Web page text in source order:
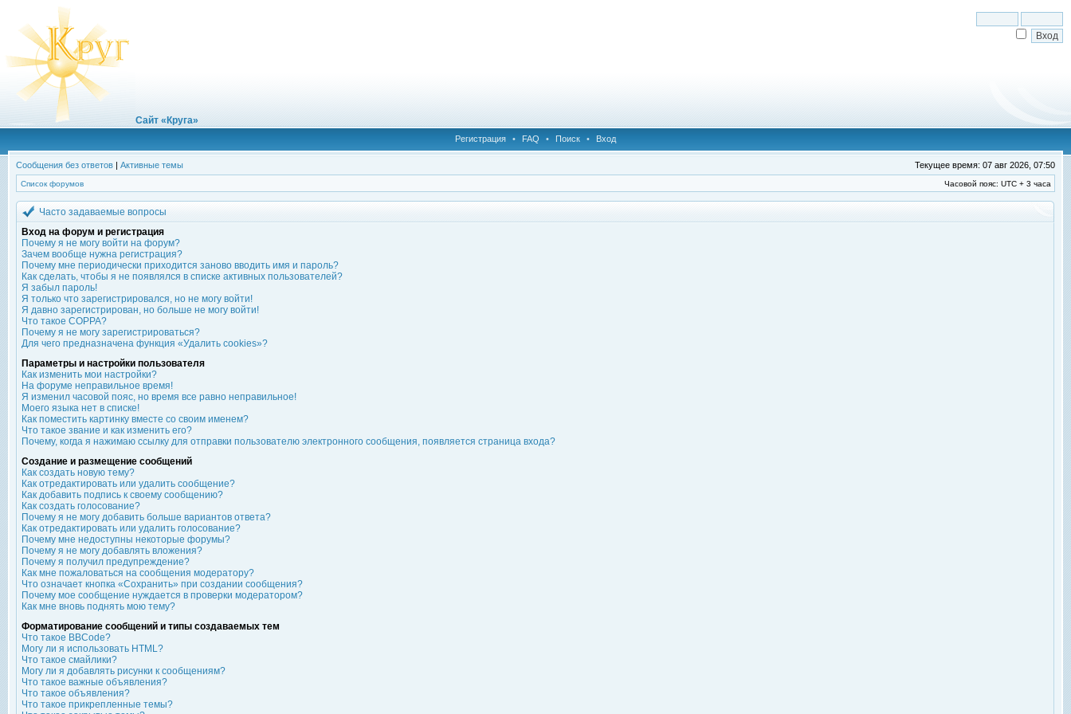
Сайт «Круга»
Регистрация • FAQ • Поиск • Вход
Сообщения без ответов | Активные темы Текущее время: 07 авг 2026, 07:50
Список форумов Часовой пояс: UTC + 3 часа
Часто задаваемые вопросы
Вход на форум и регистрация
Почему я не могу войти на форум?
Зачем вообще нужна регистрация?
Почему мне периодически приходится заново вводить имя и пароль?
Как сделать, чтобы я не появлялся в списке активных пользователей?
Я забыл пароль!
Я только что зарегистрировался, но не могу войти!
Я давно зарегистрирован, но больше не могу войти!
Что такое COPPA?
Почему я не могу зарегистрироваться?
Для чего предназначена функция «Удалить cookies»?
Параметры и настройки пользователя
Как изменить мои настройки?
На форуме неправильное время!
Я изменил часовой пояс, но время все равно неправильное!
Моего языка нет в списке!
Как поместить картинку вместе со своим именем?
Что такое звание и как изменить его?
Почему, когда я нажимаю ссылку для отправки пользователю электронного сообщения, появляется страница входа?
Создание и размещение сообщений
Как создать новую тему?
Как отредактировать или удалить сообщение?
Как добавить подпись к своему сообщению?
Как создать голосование?
Почему я не могу добавить больше вариантов ответа?
Как отредактировать или удалить голосование?
Почему мне недоступны некоторые форумы?
Почему я не могу добавлять вложения?
Почему я получил предупреждение?
Как мне пожаловаться на сообщения модератору?
Что означает кнопка «Сохранить» при создании сообщения?
Почему мое сообщение нуждается в проверки модератором?
Как мне вновь поднять мою тему?
Форматирование сообщений и типы создаваемых тем
Что такое BBCode?
Могу ли я использовать HTML?
Что такое смайлики?
Могу ли я добавлять рисунки к сообщениям?
Что такое важные объявления?
Что такое объявления?
Что такое прикрепленные темы?